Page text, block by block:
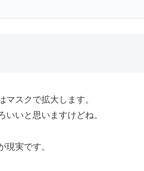
スクで拡大します。
いと思いますけどね。
実です。